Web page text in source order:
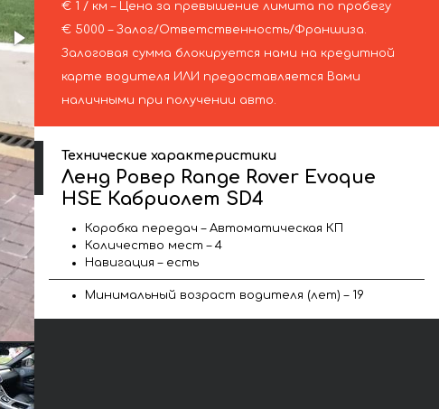
€ 1 / км – Цена за превышение лимита по пробегу
€ 5000 – Залог/Ответственность/Франшиза.
Залоговая сумма блокируется нами на кредитной
карте водителя ИЛИ предоставляется Вами
наличными при получении авто.
Технические характеристики
Ленд Ровер Range Rover Evoque
HSE Кабриолет SD4
Коробка передач – Автоматическая КП
Количество мест – 4
Навигация – есть
Минимальный возраст водителя (лет) – 19